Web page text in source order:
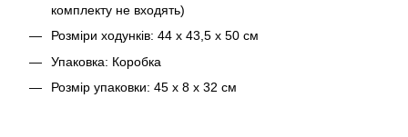
комплекту не входять)
Розміри ходунків: 44 х 43,5 х 50 см
Упаковка: Коробка
Розмір упаковки: 45 х 8 х 32 см